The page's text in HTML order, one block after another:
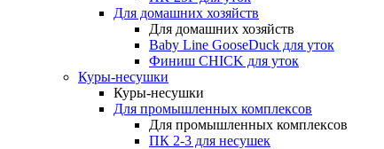
Для домашних хозяйств
Для домашних хозяйств
Baby Line GooseDuck для уток
Финиш CHICK для уток
Куры-несушки
Куры-несушки
Для промышленных комплексов
Для промышленных комплексов
ПК 2-3 для несушек